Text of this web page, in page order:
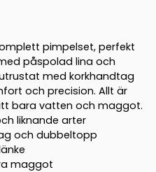
pimpelset, perfekt
påspolad lina och
med korkhandtag
och precision. Allt är
bara vatten och maggot.
liknande arter
och dubbeltopp
maggot